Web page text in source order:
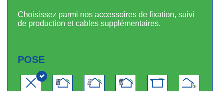
Choisissez parmi nos accessoires de fixation, suivi
de production et cables supplémentaires.
POSE